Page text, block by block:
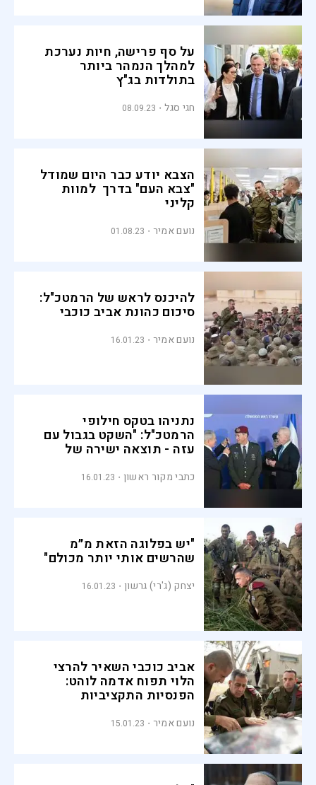
על סף פרישה, חיות נערכת
למהלך הנמהר ביותר
בתולדות בג"ץ
חגי סגל 08.09.23
הצבא יודע כבר היום שמודל
"צבא העם" בדרך למוות
קליני
נועם אמיר 01.08.23
להיכנס לראש של הרמטכ"ל:
סיכום כהונת אביב כוכבי
נועם אמיר 16.01.23
נתניהו בטקס חילופי
הרמטכ"ל: "השקט בגבול עם
עזה - תוצאה ישירה של
כתבי מקור ראשון 16.01.23
"יש בפלוגה הזאת מ״מ
שהרשים אותי יותר מכולם"
יצחק (ג'רי) גרשון 16.01.23
אביב כוכבי השאיר להרצי
הלוי תפוח אדמה לוהט:
הפנסיות התקציביות
נועם אמיר 15.01.23